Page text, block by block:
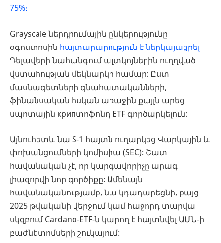
75%։
Grayscale ներդրումային ընկերությունը
օգոստոսին հայտարարություն է ներկայացրել
Դելավերի նահանգում ալտկոյներին ուղղված
վստահության մեկնարկի համար: Ըստ
մասնագետների գնահատականների,
ֆինանսական հսկան առաջին քայլն արեց
սպոտային крипտոֆոնդ ETF գործարկելուն:
Այնուհետև նա S-1 հայտն ուղարկեց Վարկային և
փոխանցումների կոմիսիա (SEC): Շատ
հավանական չէ, որ կարգավորիչը արագ
լիազորվի նոր գործիքը: Ամենայն
հավանականությամբ, նա կդադարեցնի, բայց
2025 թվականի վերջում կամ հաջորդ տարվա
սկզբում Cardano-ETF-ն կարող է հայտնվել ԱՄՆ-ի
բաժնետոմսերի շուկայում: